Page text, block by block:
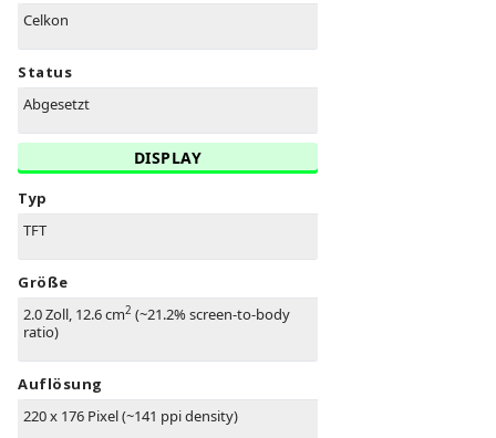
Celkon
Status
Abgesetzt
DISPLAY
Typ
TFT
Größe
2.0 Zoll, 12.6 cm2 (~21.2% screen-to-body
ratio)
Auflösung
220 x 176 Pixel (~141 ppi density)